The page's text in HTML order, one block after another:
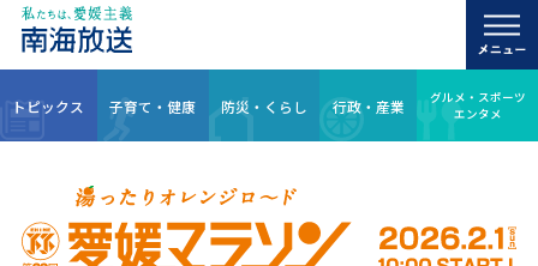
トピックス 子育て・健康 防災・くらし 行政・産業
グルメ・スポーツ
エンタメ